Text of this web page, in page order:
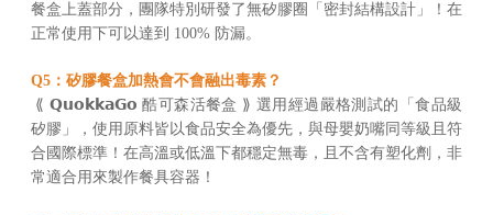
餐盒上蓋部分，團隊特別研發了無矽膠圈「密封結構設計」！在
正常使用下可以達到 100% 防漏。
Q5：矽膠餐盒加熱會不會融出毒素？
⟪ 𝗤𝘂𝗼𝗸𝗸𝗮𝗚𝗼 酷可森活餐盒 ⟫ 選用經過嚴格測試的「食品級
矽膠」，使用原料皆以食品安全為優先，與母嬰奶嘴同等級且符
合國際標準！在高溫或低溫下都穩定無毒，且不含有塑化劑，非
常適合用來製作餐具容器！